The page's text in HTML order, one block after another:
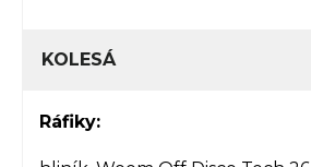
KOLESÁ
Ráfiky: